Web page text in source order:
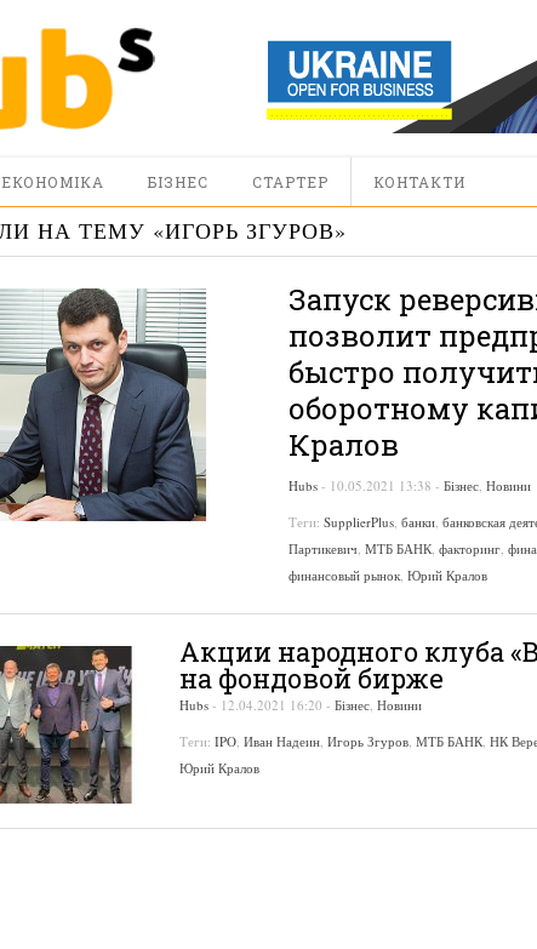
ЕКОНОМІКА БІЗНЕС СТАРТЕР КОНТАКТИ
НА ТЕМУ «ИГОРЬ ЗГУРОВ»
Запуск
позволит
быстро
оборотному
Кралов
Hubs - 10.05.2021 13:38 - Бізнес, Новини
Теги: SupplierPlus, банки, банковская
Партикевич, МТБ БАНК, факторинг,
финансовый рынок, Юрий Кралов
Акции народного клуба
на фондовой бирже
Hubs - 12.04.2021 16:20 - Бізнес, Новини
Теги: IPO, Иван Надеин, Игорь Згуров, МТБ БАНК, НК
Юрий Кралов